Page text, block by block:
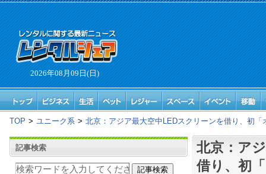
2026年08月09日(日)
TOP > ユニーク系 > 北京：アジア最大空中LEDスクリーンを借り、初「
記事検索
北京：ア
借り、初